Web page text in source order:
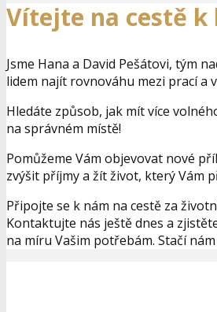
Vítejte na cestě
Jsme Hana a David Pešátovi, tým
lidem najít rovnováhu mezi prací a
Hledáte způsob, jak mít více
na správném místě!
Pomůžeme Vám objevovat nové
zvýšit příjmy a žít život, který Vám
Připojte se k nám na cestě za
Kontaktujte nás ještě dnes a
na míru Vašim potřebám. Stačí